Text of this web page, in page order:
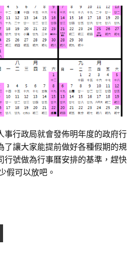
事行政局就會發佈明年度的政府行
了讓大家能提前做好各種假期的規
行號做為行事曆安排的基準，趕快
假可以放吧。